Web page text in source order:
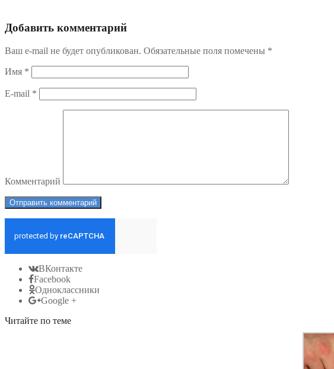
Добавить комментарий
Ваш e-mail не будет опубликован. Обязательные поля помечены *
Имя *
E-mail *
Комментарий
ВКонтакте
Facebook
Одноклассники
Google +
Читайте по теме